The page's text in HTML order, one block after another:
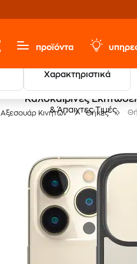
προϊόντα
Χαρακτηριστικά
Καλοκαιρινές
& Άπαιχτες Τιμές
Αξεσουάρ Κινητών Θήκες